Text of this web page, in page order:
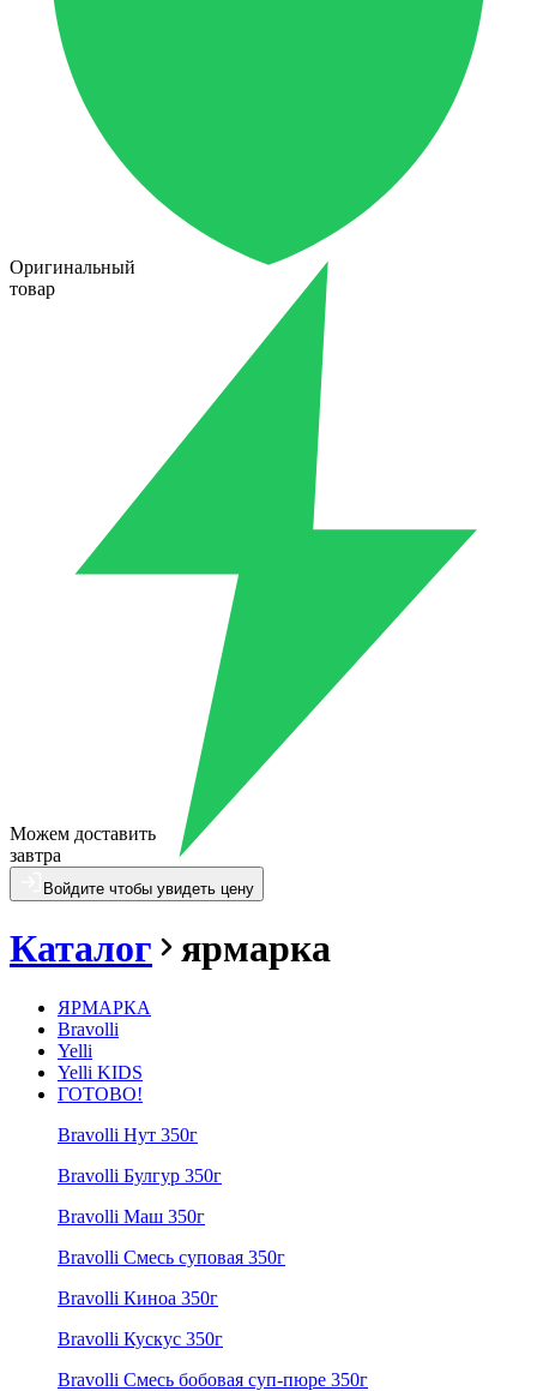
Оригинальный
товар
Можем доставить
завтра
Войдите чтобы увидеть цену
Каталог ярмарка
ЯРМАРКА
Bravolli
Yelli
Yelli KIDS
ГОТОВО!
Bravolli Нут 350г
Bravolli Булгур 350г
Bravolli Маш 350г
Bravolli Смесь суповая 350г
Bravolli Киноа 350г
Bravolli Кускус 350г
Bravolli Смесь бобовая суп-пюре 350г